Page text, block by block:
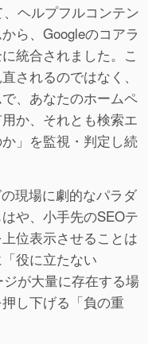
ヘルプフルコンテン
ら、Googleのコアラ
統合されました。こ
されるのではなく、
、あなたのホームペ
か、それとも検索エ
」を監視・判定し続
現場に劇的なパラダ
や、小手先のSEOテ
位表示させることは
役に立たない
ジが大量に存在する場
し下げる「負の重